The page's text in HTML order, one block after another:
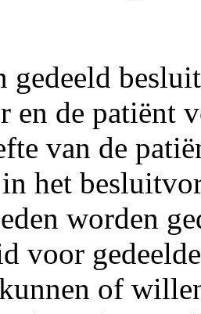
gedeeld
en de patiënt
van de
het
worden
voor
of